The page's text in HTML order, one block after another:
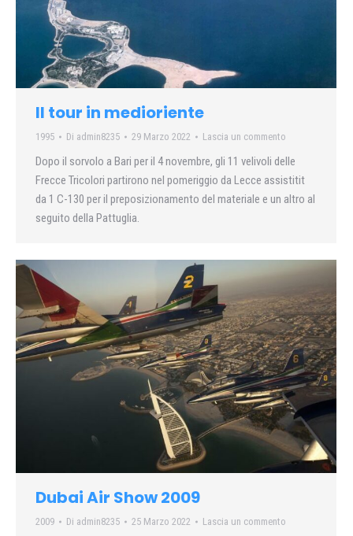
Il tour in medioriente
1995 Di admin8235 29 Marzo 2022 Lascia un commento
Dopo il sorvolo a Bari per il 4 novembre, gli 11 velivoli delle
Frecce Tricolori partirono nel pomeriggio da Lecce assistitit
da 1 C-130 per il preposizionamento del materiale e un altro al
seguito della Pattuglia.
Dubai Air Show 2009
2009 Di admin8235 25 Marzo 2022 Lascia un commento